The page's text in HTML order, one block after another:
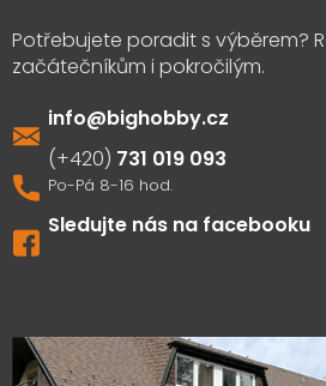
info@bighobby.cz
731 019 093
Sledujte nás na facebooku